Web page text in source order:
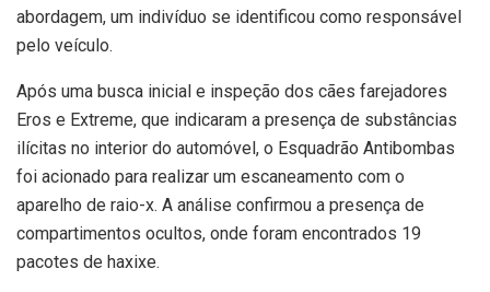
abordagem, um indivíduo se identificou como responsável
pelo veículo.
Após uma busca inicial e inspeção dos cães farejadores
Eros e Extreme, que indicaram a presença de substâncias
ilícitas no interior do automóvel, o Esquadrão Antibombas
foi acionado para realizar um escaneamento com o
aparelho de raio-x. A análise confirmou a presença de
compartimentos ocultos, onde foram encontrados 19
pacotes de haxixe.